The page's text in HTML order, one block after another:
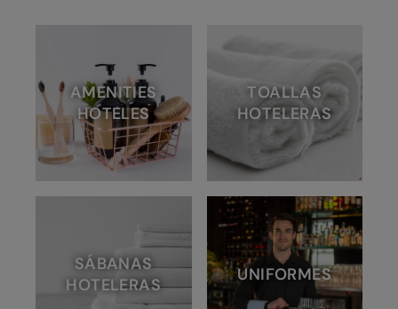
AMENITIES
HOTELES
TOALLAS
HOTELERAS
SÁBANAS
HOTELERAS
UNIFORMES